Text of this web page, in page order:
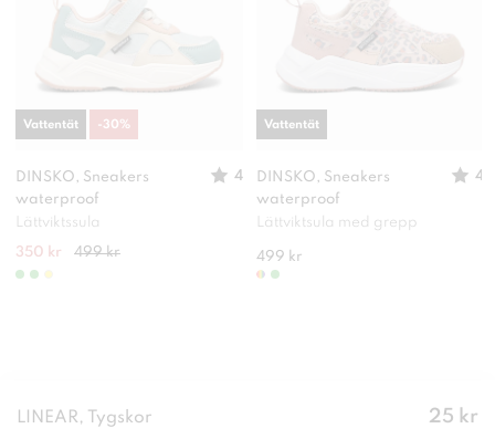
DINSKO, Sneakers
waterproof
4
Lättviktssula
350 kr 499 kr
Vattentät -30%
DINSKO, Sneakers
waterproof
4
Lättviktsula med grepp
499 kr
Vattentät
LINEAR, Tygskor Pris:
25 kr